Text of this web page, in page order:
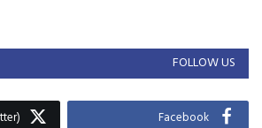
FOLLOW US
Facebook